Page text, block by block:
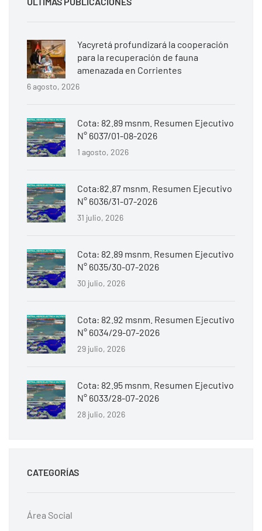
Yacyretá profundizará la cooperación
para la recuperación de fauna
amenazada en Corrientes
6 agosto, 2026
Cota: 82.89 msnm. Resumen Ejecutivo
N° 6037/01-08-2026
1 agosto, 2026
Cota:82.87 msnm. Resumen Ejecutivo
N° 6036/31-07-2026
31 julio, 2026
Cota: 82.89 msnm. Resumen Ejecutivo
N° 6035/30-07-2026
30 julio, 2026
Cota: 82.92 msnm. Resumen Ejecutivo
N° 6034/29-07-2026
29 julio, 2026
Cota: 82.95 msnm. Resumen Ejecutivo
N° 6033/28-07-2026
28 julio, 2026
CATEGORÍAS
Área Social